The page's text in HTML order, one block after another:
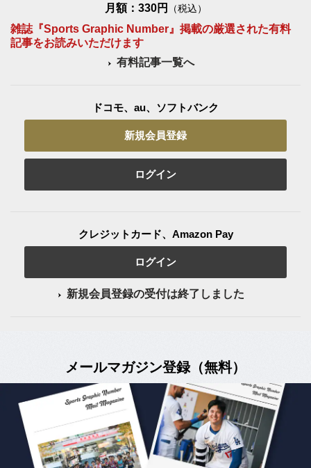
月額：330円 （税込）
雑誌『Sports Graphic Number』掲載の厳選された有料
記事をお読みいただけます
有料記事一覧へ
ドコモ、au、ソフトバンク
新規会員登録
ログイン
クレジットカード、Amazon Pay
ログイン
新規会員登録の受付は終了しました
メールマガジン登録（無料）